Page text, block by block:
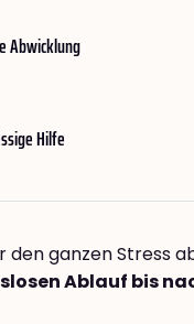
Abwicklung
Hilfe
den ganzen Stress
Ablauf bis